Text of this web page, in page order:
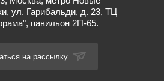
ул. Гарибальди, д. 23, ТЦ
павильон 2П-65.
на рассылку